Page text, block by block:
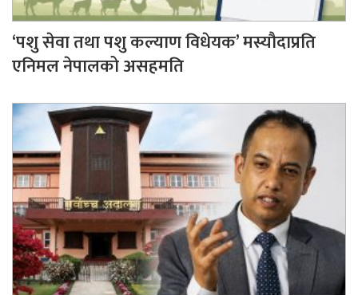
‘पशु सेवा तथा पशु कल्याण विधेयक’ मस्यौदाप्रति
एनिमल नेपालको असहमति